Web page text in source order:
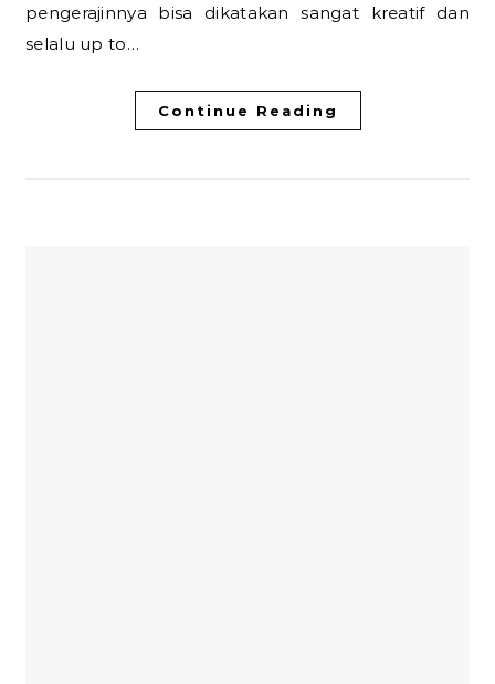
pengerajinnya bisa dikatakan sangat kreatif dan
selalu up to…
Continue Reading